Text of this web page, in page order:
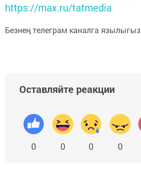
https://max.ru/tatmedia
Безнең телеграм каналга язылыгыз
Оставляйте реакции
0 0 0 0